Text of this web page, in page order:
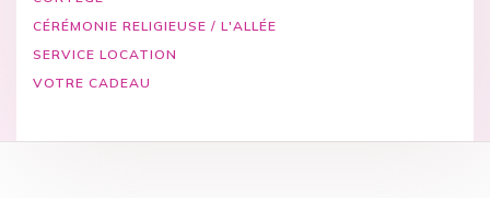
CÉRÉMONIE RELIGIEUSE / L'ALLÉE
SERVICE LOCATION
VOTRE CADEAU